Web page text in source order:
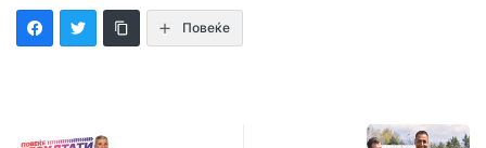
Повеќе